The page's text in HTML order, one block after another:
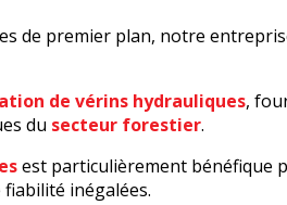
de premier plan, notre
de vérins hydrauliques,
du secteur forestier.
est particulièrement bénéfique
inégalées.